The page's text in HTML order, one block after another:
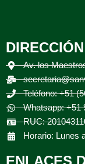
Av. los
Teléfono: +51
Whatsapp: +51
RUC:
Horario: Lunes